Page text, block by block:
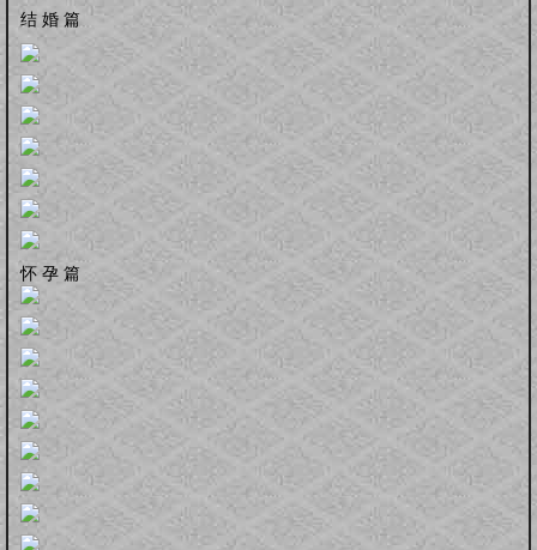
新生婴儿 零壹岁婴儿 一三岁婴幼 三六岁幼儿 胎教常识
心理行为
亲子游戏 安全教育 妈妈食谱
生命奥秘
生命探索 数理研究 医学技术 世界科研
先天根基
怀孕前 怀孕期 产后期
婴幼卫保
健康教育 家居卫生 保健常识 婴幼健康 护理卫生
日常除菌
日常消毒
结 婚 篇
怀 孕 篇